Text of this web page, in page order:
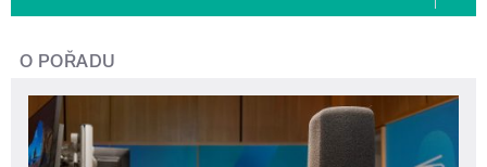
O POŘADU